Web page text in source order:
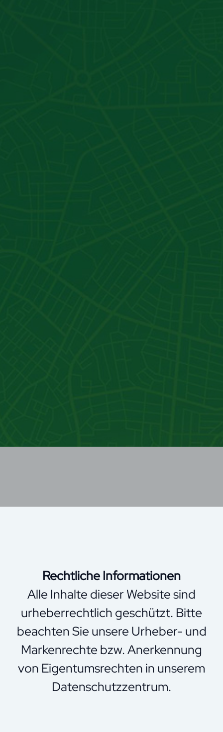
Rechtliche Informationen
Alle Inhalte dieser Website sind
urheberrechtlich geschützt. Bitte
beachten Sie unsere Urheber- und
Markenrechte bzw. Anerkennung
von Eigentumsrechten in unserem
Datenschutzzentrum.